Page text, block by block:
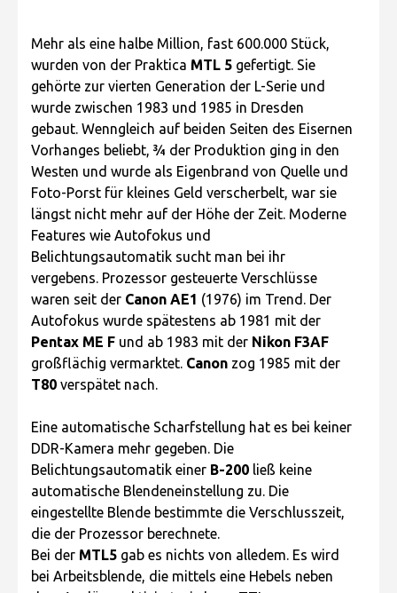
Mehr als eine halbe Million, fast 600.000 Stück,
wurden von der Praktica MTL 5 gefertigt. Sie
gehörte zur vierten Generation der L-Serie und
wurde zwischen 1983 und 1985 in Dresden
gebaut. Wenngleich auf beiden Seiten des Eisernen
Vorhanges beliebt, ¾ der Produktion ging in den
Westen und wurde als Eigenbrand von Quelle und
Foto-Porst für kleines Geld verscherbelt, war sie
längst nicht mehr auf der Höhe der Zeit. Moderne
Features wie Autofokus und
Belichtungsautomatik sucht man bei ihr
vergebens. Prozessor gesteuerte Verschlüsse
waren seit der Canon AE1 (1976) im Trend. Der
Autofokus wurde spätestens ab 1981 mit der
Pentax ME F und ab 1983 mit der Nikon F3AF
großflächig vermarktet. Canon zog 1985 mit der
T80 verspätet nach.
Eine automatische Scharfstellung hat es bei keiner
DDR-Kamera mehr gegeben. Die
Belichtungsautomatik einer B-200 ließ keine
automatische Blendeneinstellung zu. Die
eingestellte Blende bestimmte die Verschlusszeit,
die der Prozessor berechnete.
Bei der MTL5 gab es nichts von alledem. Es wird
bei Arbeitsblende, die mittels eine Hebels neben